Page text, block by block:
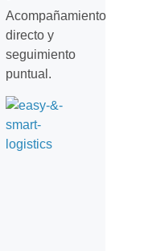
Acompañamiento
directo y
seguimiento
puntual.